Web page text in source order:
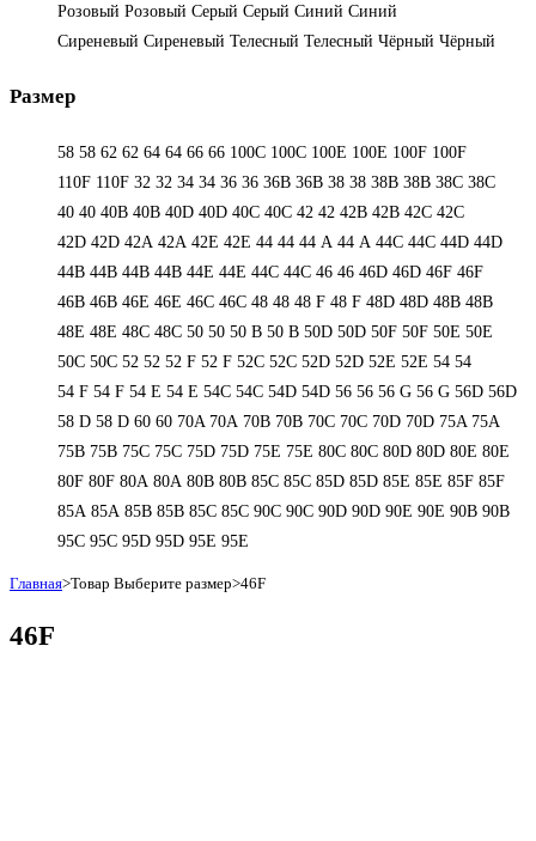
Розовый Розовый Серый Серый Синий Синий
Сиреневый Сиреневый Телесный Телесный Чёрный Чёрный
Размер
58 58 62 62 64 64 66 66 100C 100C 100E 100E 100F 100F
110F 110F 32 32 34 34 36 36 36B 36B 38 38 38B 38B 38С 38С
40 40 40B 40B 40D 40D 40С 40С 42 42 42B 42B 42C 42C
42D 42D 42А 42А 42Е 42Е 44 44 44 А 44 А 44C 44C 44D 44D
44В 44В 44В 44В 44Е 44Е 44С 44С 46 46 46D 46D 46F 46F
46В 46В 46Е 46Е 46С 46С 48 48 48 F 48 F 48D 48D 48В 48В
48Е 48Е 48С 48С 50 50 50 B 50 B 50D 50D 50F 50F 50Е 50Е
50С 50С 52 52 52 F 52 F 52C 52C 52D 52D 52E 52E 54 54
54 F 54 F 54 Е 54 Е 54C 54C 54D 54D 56 56 56 G 56 G 56D 56D
58 D 58 D 60 60 70A 70A 70B 70B 70C 70C 70D 70D 75A 75A
75B 75B 75C 75C 75D 75D 75E 75E 80C 80C 80D 80D 80E 80E
80F 80F 80А 80А 80В 80В 85C 85C 85D 85D 85E 85E 85F 85F
85А 85А 85В 85В 85С 85С 90C 90C 90D 90D 90E 90E 90В 90В
95C 95C 95D 95D 95E 95E
Главная>Товар Выберите размер>46F
46F